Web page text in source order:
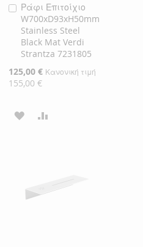
Ράφι Επιτοίχιο
W700xD93xH50mm
Stainless Steel
Black Mat Verdi
Strantza 7231805
Ειδική
Τιμή
125,00 € Κανονική τιμή
155,00 €
Προσθήκη
στο
Καλάθι
ΠΡΟΣΘΉΚΗ
ΕΠΙΘΥΜΙΏΝ